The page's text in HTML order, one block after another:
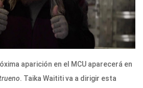
aparición en el MCU aparecerá en
. Taika Waititi va a dirigir esta